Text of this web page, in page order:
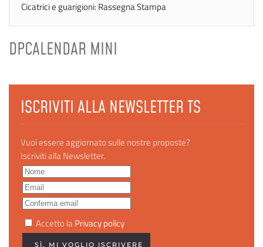
Cicatrici e guarigioni: Rassegna Stampa
DPCALENDAR MINI
ISCRIVITI ALLA NEWSLETTER TS
Vuoi essere aggiornato sulle nostre proposte?
Iscriviti alla Newsletter.
Accetto laPrivacy policy